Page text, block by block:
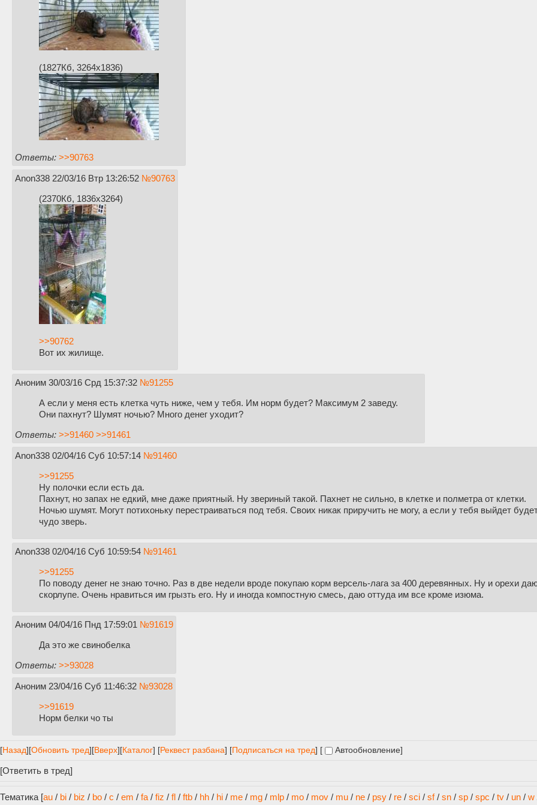
(1827Кб, 3264x1836)
Ответы: >>90763
Anon338 22/03/16 Втр 13:26:52 №90763
(2370Кб, 1836x3264)
>>90762
Вот их жилище.
Аноним 30/03/16 Срд 15:37:32 №91255
А если у меня есть клетка чуть ниже, чем у тебя. Им норм будет? Максимум 2 заведу.
Они пахнут? Шумят ночью? Много денег уходит?
Ответы: >>91460 >>91461
Anon338 02/04/16 Суб 10:57:14 №91460
>>91255
Ну полочки если есть да.
Пахнут, но запах не едкий, мне даже приятный. Ну звериный такой. Пахнет не сильно, в клетке и полметра от клетки.
Ночью шумят. Могут потихоньку перестраиваться под тебя. Своих никак приручить не могу, а если у тебя выйдет
чудо зверь.
Anon338 02/04/16 Суб 10:59:54 №91461
>>91255
По поводу денег не знаю точно. Раз в две недели вроде покупаю корм версель-лага за 400 деревянных. Ну и орехи
скорлупе. Очень нравиться им грызть его. Ну и иногда компостную смесь, даю оттуда им все кроме изюма.
Аноним 04/04/16 Пнд 17:59:01 №91619
Да это же свинобелка
Ответы: >>93028
Аноним 23/04/16 Суб 11:46:32 №93028
>>91619
Норм белки чо ты
[Назад] [Обновить тред] [Вверх][Каталог] [Реквест разбана] [Подписаться на тред] [ Автообновление]
[Ответить в тред]
Тематика [au / bi / biz / bo / c / em / fa / fiz / fl / ftb / hh / hi / me / mg / mlp / mo / mov / mu / ne / psy / re / sci / sf/ sn / sp / spc / tv / un / w